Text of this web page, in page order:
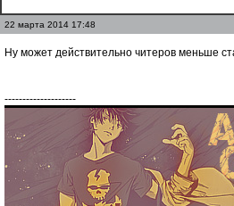
22 марта 2014 17:48
Ну может действительно читеров меньше
--------------------